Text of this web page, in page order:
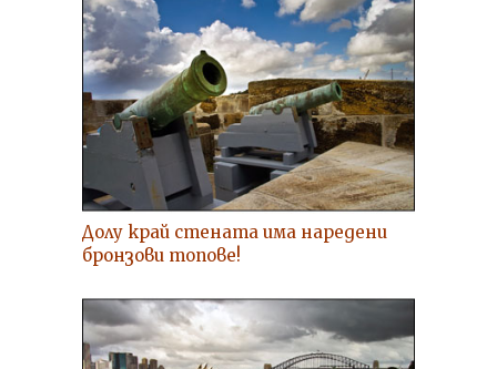
Долу край стената има наредени
бронзови топове!